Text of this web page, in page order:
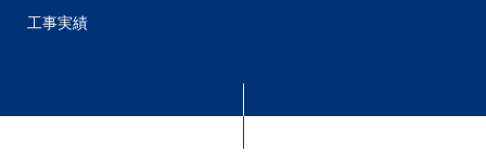
工事実績